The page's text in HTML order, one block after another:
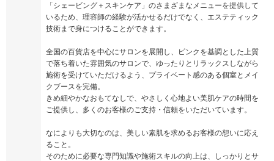
「シェービング＋スキンケア」のさまざまなメニューを提供して
いるため、理容師の経験が活かせるだけでなく、エステティック
技術まで身につけることができます。
全国の百貨店を中心にサロンを展開し、ピンクを基調とした上質
で落ち着いた雰囲気のサロンで、ゆったりとリラックスしながら
施術を受けていただけるよう、プライベート感のある個室とメイ
クブースを完備。
きめ細やかなおもてなしで、やさしく心地よい美肌ケアの時間を
ご提供し、多くのお客様のご支持・信頼をいただいています。
なによりも大切なのは、美しい素肌を求めるお客様の想いに応え
ること。
そのために必要な専門知識や施術スキルの向上は、しっかりとサ